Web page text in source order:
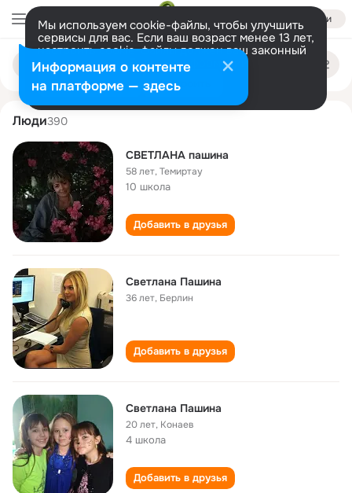
Войти
Мы используем cookie-файлы, чтобы улучшить
сервисы для вас. Если ваш возраст менее 13 лет,
настроить cookie-файлы должен ваш законный
представитель. Больше информации
Разрешить все Настроить
Поиск
людям
svetlana pashina
Люди390
СВЕТЛАНА пашина
58 лет,Темиртау
10 школа
Добавить в друзья
Светлана Пашина
36 лет, Берлин
Добавить в друзья
Светлана Пашина
20 лет, Конаев
4 школа
Добавить в друзья
Информация о контенте
на платформе — здесь